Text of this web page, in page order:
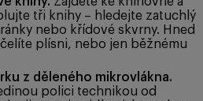
tři knihy – hledejte zatuchlý
nebo křídové skvrny. Hned
plísni, nebo jen běžnému
z děleného mikrovlákna.
polici technikou od